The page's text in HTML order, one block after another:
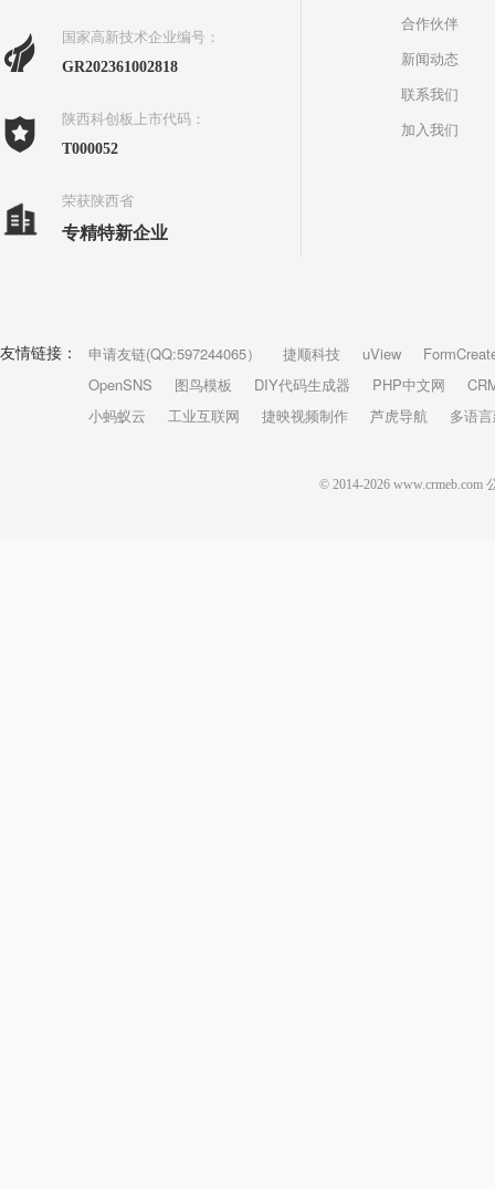
国家高新技术企业编号：
GR202361002818
陕西科创板上市代码：
T000052
荣获陕西省
专精特新企业
合作伙伴
新闻动态
联系我们
加入我们
友情链接： 申请友链(QQ:597244065） 捷顺科技 uView
OpenSNS
图鸟模板 DIY代码生成器 PHP中文网
小蚂蚁云
工业互联网 捷映视频制作 芦虎导航 多语
© 2014-2026